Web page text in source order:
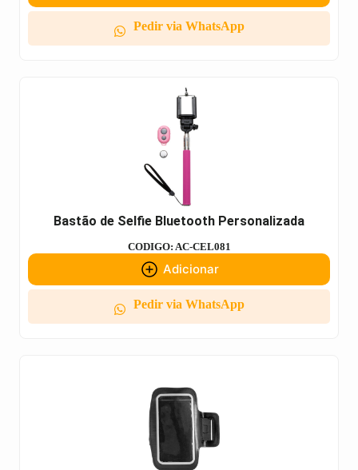
Pedir via WhatsApp
Bastão de Selfie Bluetooth Personalizada
CODIGO: AC-CEL081
Adicionar
Pedir via WhatsApp